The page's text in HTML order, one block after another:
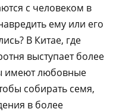
с человеком в
ему или его
В Китае, где
выступает более
имеют любовные
собирать семя,
в более